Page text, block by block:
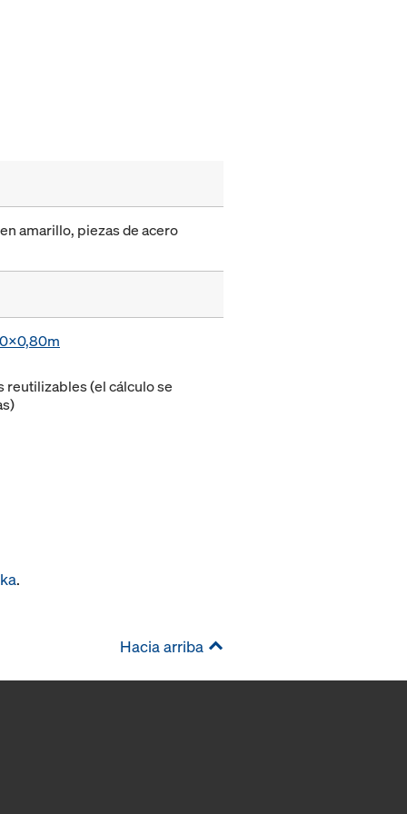
amarillo, piezas de acero
(el cálculo se
.
Hacia arriba